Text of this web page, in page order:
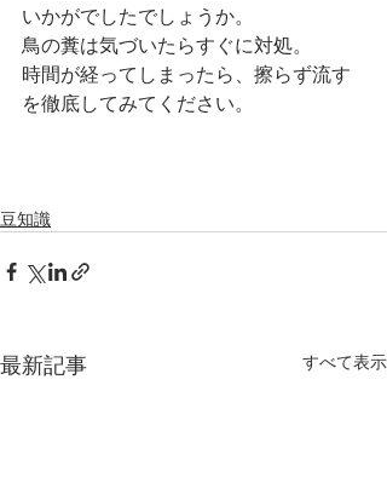
いかがでしたでしょうか。
鳥の糞は気づいたらすぐに対処。
時間が経ってしまったら、擦らず流す
を徹底してみてください。
豆知識
最新記事 すべて表示